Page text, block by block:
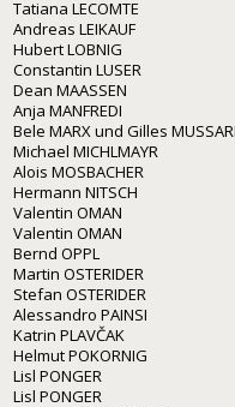
Tatiana LECOMTE
Andreas LEIKAUF
Hubert LOBNIG
Constantin LUSER
Dean MAASSEN
Anja MANFREDI
Bele MARX und Gilles
Michael MICHLMAYR
Alois MOSBACHER
Hermann NITSCH
Valentin OMAN
Valentin OMAN
Bernd OPPL
Martin OSTERIDER
Stefan OSTERIDER
Alessandro PAINSI
Katrin PLAVČAK
Helmut POKORNIG
Lisl PONGER
Lisl PONGER